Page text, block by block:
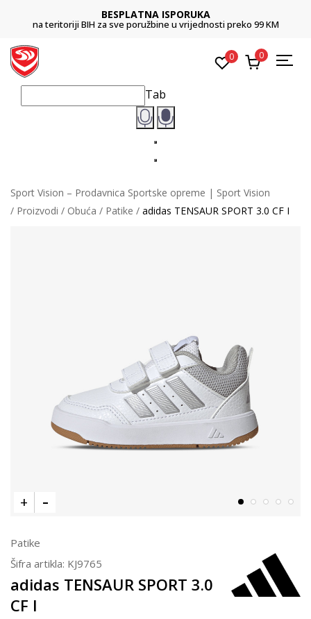
BESPLATNA ISPORUKA
na teritoriji BIH za sve poružbine u vrijednosti preko 99 KM
0 0
Tab
Sport Vision – Prodavnica Sportske opreme | Sport Vision
Proizvodi
Obuća Patike adidas TENSAUR SPORT 3.0 CF I
Patike
Šifra artikla: KJ9765
adidas TENSAUR SPORT 3.0
CF I